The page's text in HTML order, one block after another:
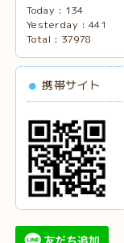
Today : 134
Yesterday : 441
Total : 37978
携帯サイト